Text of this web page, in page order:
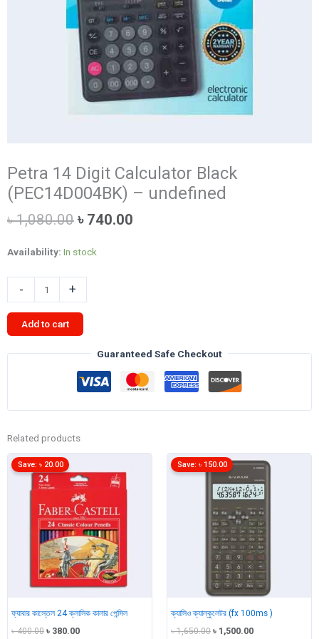
Petra 14 Digit Calculator Black
(PEC14D004BK) – undefined
৳1,080.00 Original
was:
৳ 740.00
Availability: In stock
-
14
Digit
Calculator
quantity
+
Add to cart
Guaranteed Safe Checkout
Related products
ফ্যাবার কাস্তেল 24 ক্লাসিক কালার পেন্সিল
৳400.00 Original
৳ 380.00Current
Save: ৳ 20.00
ক্যাসিও ক্যাল্কুলেটর (fx 100ms )
৳1,650.00 Original
৳ 1,500.00Current
Save: ৳ 150.00